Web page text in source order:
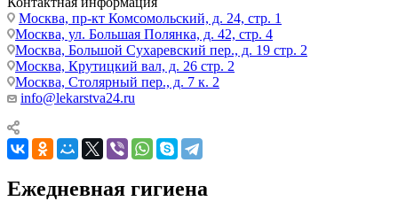
Москва, пр-кт Комсомольский, д. 24, стр. 1
Москва, ул. Большая Полянка, д. 42, стр. 4
Москва, Большой Сухаревский пер., д. 19 стр. 2
Москва, Крутицкий вал, д. 26 стр. 2
Москва, Столярный пер., д. 7 к. 2
info@lekarstva24.ru
Ежедневная гигиена